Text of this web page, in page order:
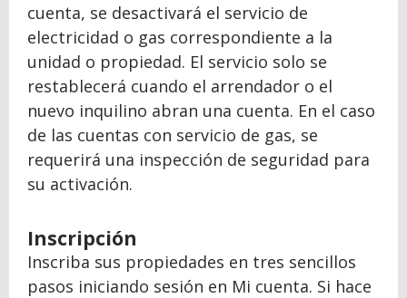
cuenta, se desactivará el servicio de
electricidad o gas correspondiente a la
unidad o propiedad. El servicio solo se
restablecerá cuando el arrendador o el
nuevo inquilino abran una cuenta. En el caso
de las cuentas con servicio de gas, se
requerirá una inspección de seguridad para
su activación.
Inscripción
Inscriba sus propiedades en tres sencillos
pasos iniciando sesión en Mi cuenta. Si hace